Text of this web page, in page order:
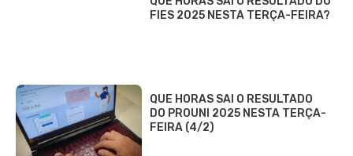
FIES 2025 NESTA TERÇA-FEIRA?
QUE HORAS SAI O RESULTADO
DO PROUNI 2025 NESTA TERÇA-
FEIRA (4/2)